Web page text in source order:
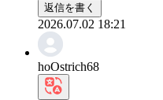
返信を書く
2026.07.02 18:21
hoOstrich68